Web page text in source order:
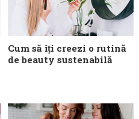
Cum să îți creezi o rutină
de beauty sustenabilă